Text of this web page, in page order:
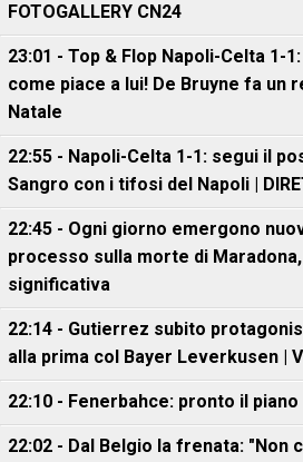
FOTOGALLERY CN24
23:01 - Top & Flop Napoli-Celta 1-
come piace a lui! De Bruyne fa un
Natale
22:55 - Napoli-Celta 1-1: segui il
Sangro con i tifosi del Napoli |
22:45 - Ogni giorno emergono
processo sulla morte di
significativa
22:14 - Gutierrez subito
alla prima col Bayer Leverkusen |
22:10 - Fenerbahce: pronto il
22:02 - Dal Belgio la frenata: "Non